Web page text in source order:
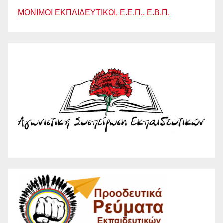
ΜΟΝΙΜΟΙ ΕΚΠΑΙΔΕΥΤΙΚΟΙ, Ε.Ε.Π., Ε.Β.Π.